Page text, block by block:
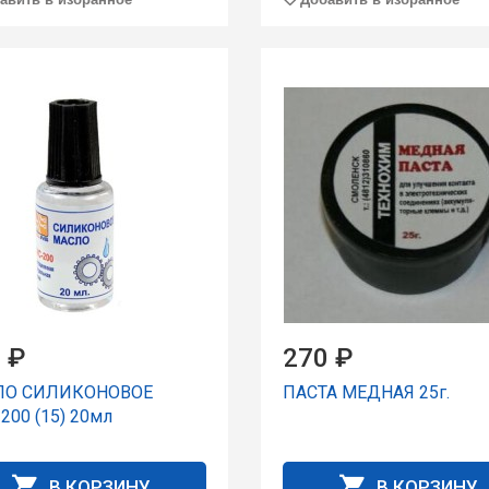
₽
СИЛИКОНОВОЕ
(15) 20мл
270 ₽
ПАСТА МЕДНАЯ 25г.